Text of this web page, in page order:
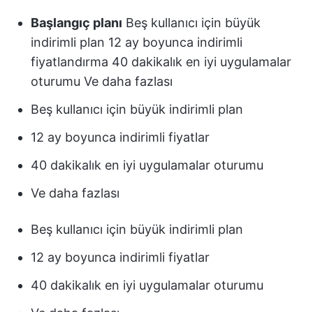
Başlangıç planı Beş kullanıcı için büyük
indirimli plan 12 ay boyunca indirimli
fiyatlandırma 40 dakikalık en iyi uygulamalar
oturumu Ve daha fazlası
Beş kullanıcı için büyük indirimli plan
12 ay boyunca indirimli fiyatlar
40 dakikalık en iyi uygulamalar oturumu
Ve daha fazlası
Beş kullanıcı için büyük indirimli plan
12 ay boyunca indirimli fiyatlar
40 dakikalık en iyi uygulamalar oturumu